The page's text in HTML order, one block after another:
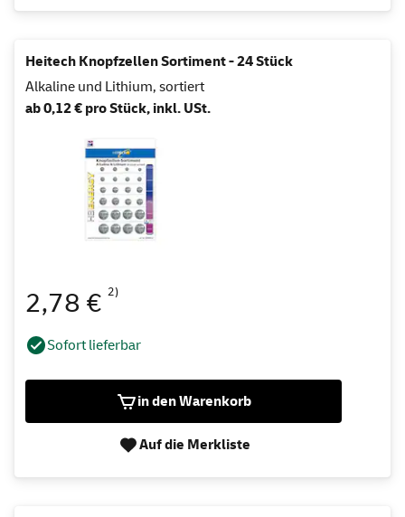
Heitech Knopfzellen Sortiment - 24 Stück
Alkaline und Lithium, sortiert
ab 0,12 € pro Stück, inkl. USt.
2,78 € 2)
Sofort lieferbar
in den Warenkorb
Auf die Merkliste